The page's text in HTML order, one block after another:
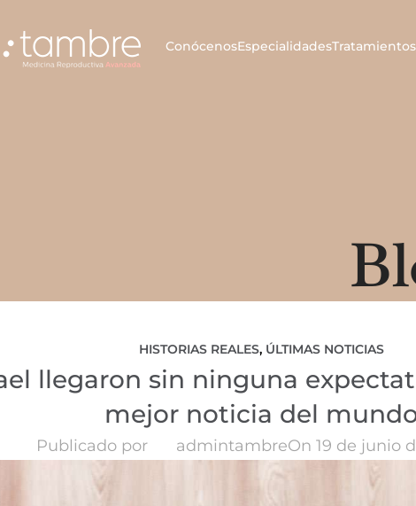
ConócenosEspecialidadesTratamientos
HISTORIAS REALES, ÚLTIMAS NOTICIAS
llegaron sin ninguna
mejor noticia del
Publicado por admintambreOn 19 de junio